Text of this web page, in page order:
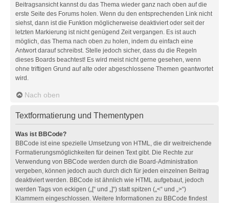
Beitragsansicht kannst du das Thema wieder ganz nach oben auf die
erste Seite des Forums holen. Wenn du den entsprechenden Link nicht
siehst, dann ist die Funktion möglicherweise deaktiviert oder seit der
letzten Markierung ist nicht genügend Zeit vergangen. Es ist auch
möglich, das Thema nach oben zu holen, indem du einfach eine
Antwort darauf schreibst. Stelle jedoch sicher, dass du die Regeln
dieses Boards beachtest! Es wird meist nicht gerne gesehen, wenn
ohne triftigen Grund auf alte oder abgeschlossene Themen geantwortet
wird.
Nach oben
Textformatierung und Thementypen
Was ist BBCode?
BBCode ist eine spezielle Umsetzung von HTML, die dir weitreichende
Formatierungsmöglichkeiten für deinen Text gibt. Die Rechte zur
Verwendung von BBCode werden durch die Board-Administration
vergeben, können jedoch auch durch dich für jeden einzelnen Beitrag
deaktiviert werden. BBCode ist ähnlich wie HTML aufgebaut, jedoch
werden Tags von eckigen („[“ und „]“) statt spitzen („<“ und „>“)
Klammern eingeschlossen. Weitere Informationen zu BBCode findest